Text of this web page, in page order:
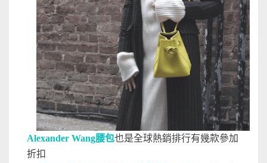
Alexander Wang腰包也是全球熱銷排行有幾款參加
折扣